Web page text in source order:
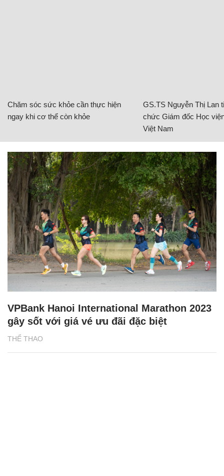
Chăm sóc sức khỏe cần thực hiện
ngay khi cơ thể còn khỏe
GS.TS Nguyễn Thị Lan
chức Giám đốc Học
Việt Nam
THỂ THAO
VPBank Hanoi International Marathon 2023
gây sốt với giá vé ưu đãi đặc biệt